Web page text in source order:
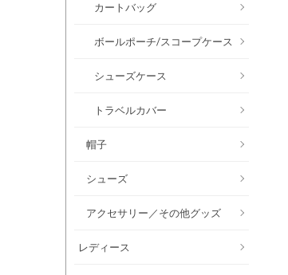
カートバッグ
ボールポーチ/スコープケース
シューズケース
トラベルカバー
帽子
シューズ
アクセサリー／その他グッズ
レディース